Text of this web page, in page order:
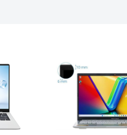
hơn mang đến nhiều